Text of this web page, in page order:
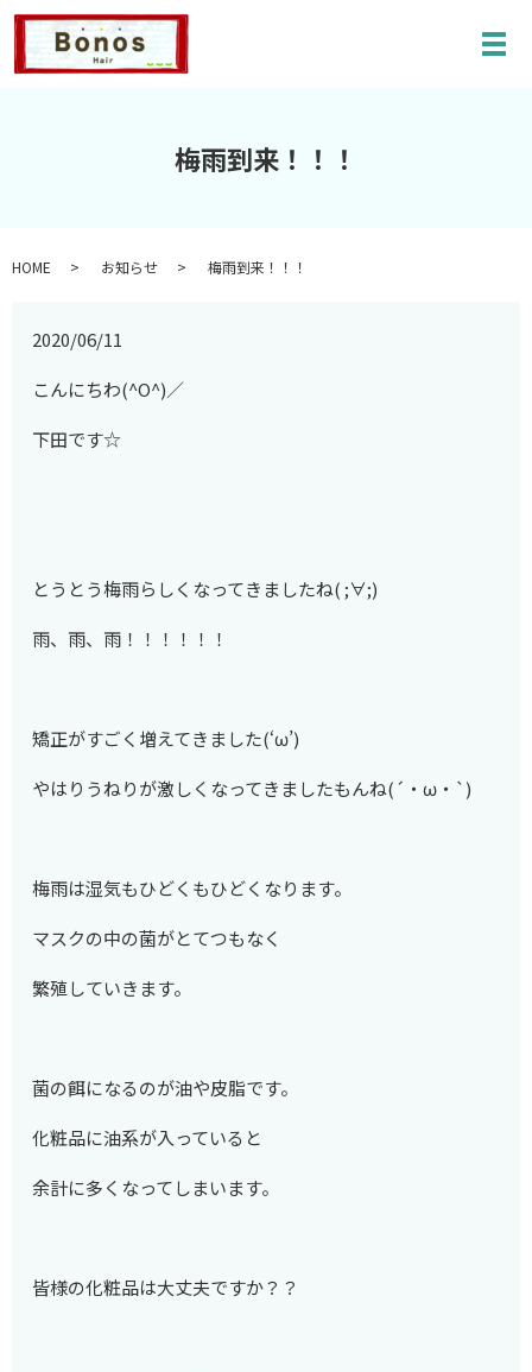
メ
梅雨到来！！！
HOME お知らせ 梅雨到来！！！
2020/06/11
こんにちわ(^O^)／
下田です☆
とうとう梅雨らしくなってきましたね( ;∀;)
雨、雨、雨！！！！！！
矯正がすごく増えてきました(‘ω’)
やはりうねりが激しくなってきましたもんね(´・ω・`)
梅雨は湿気もひどくもひどくなります。
マスクの中の菌がとてつもなく
繁殖していきます。
菌の餌になるのが油や皮脂です。
化粧品に油系が入っていると
余計に多くなってしまいます。
皆様の化粧品は大丈夫ですか？？